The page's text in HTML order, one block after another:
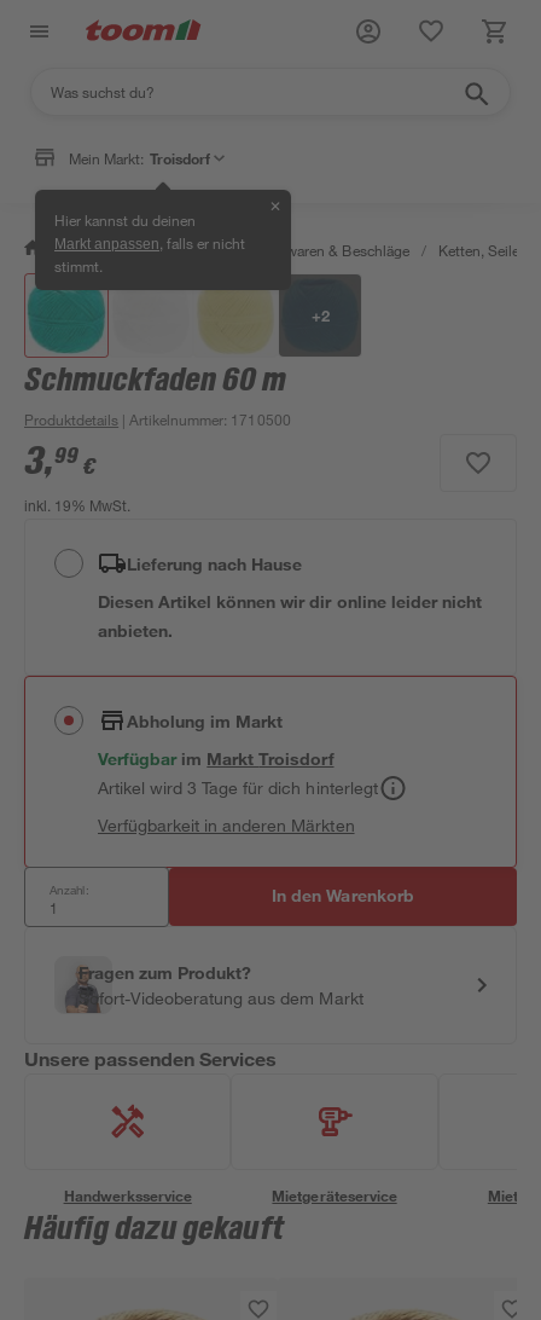
Mein Markt: Troisdorf
Hier kannst du deinen
Markt anpassen , falls er nicht
stimmt.
✕
/ Werkstatt & Maschinen / Eisenwaren & Beschläge / Ketten, Seile &
+2
Schmuckfaden 60 m
Produktdetails | Artikelnummer: 1710500
3,99 €
inkl. 19% MwSt.
Lieferung nach Hause
Diesen Artikel können wir dir online leider nicht
anbieten.
Abholung im Markt
Verfügbar im MarktTroisdorf
Artikel wird 3 Tage für dich hinterlegt
Verfügbarkeit in anderen Märkten
Anzahl: In den Warenkorb
Fragen zum Produkt?
Sofort-Videoberatung aus dem Markt
Unsere passenden Services
Handwerksservice Mietgeräteservice
Häufig dazu gekauft